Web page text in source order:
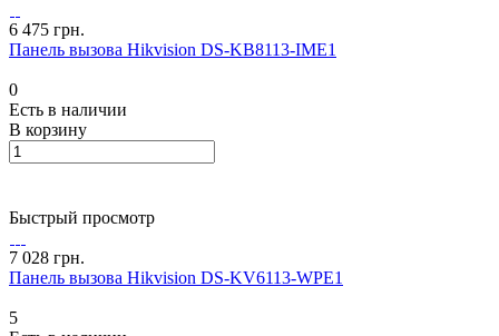
6 475 грн.
Панель вызова Hikvision DS-KB8113-IME1
0
Есть в наличии
В корзину
Быстрый просмотр
7 028 грн.
Панель вызова Hikvision DS-KV6113-WPE1
5